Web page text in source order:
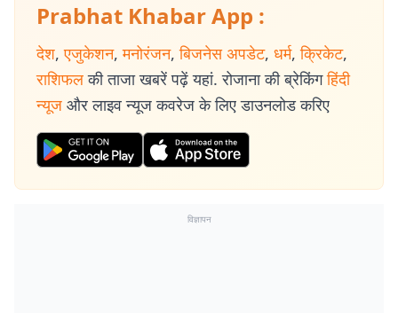
Prabhat Khabar App :
देश, एजुकेशन, मनोरंजन, बिजनेस अपडेट, धर्म, क्रिकेट,
राशिफल की ताजा खबरें पढ़ें यहां. रोजाना की ब्रेकिंग हिंदी
न्यूज और लाइव न्यूज कवरेज के लिए डाउनलोड करिए
विज्ञापन